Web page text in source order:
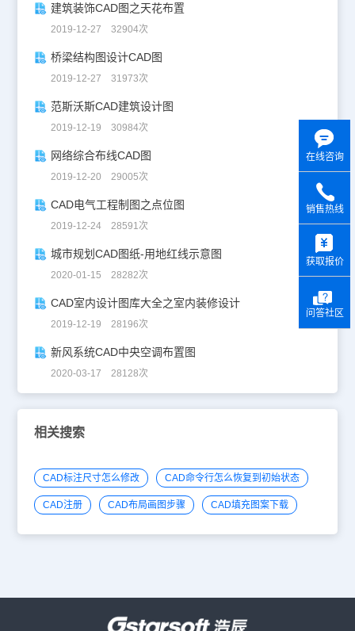
建筑装饰CAD图之天花布置
2019-12-27 32904次
桥梁结构图设计CAD图
2019-12-27 31973次
范斯沃斯CAD建筑设计图
2019-12-19 30984次
网络综合布线CAD图
2019-12-20 29005次
CAD电气工程制图之点位图
2019-12-24 28591次
城市规划CAD图纸-用地红线示意图
2020-01-15 28282次
CAD室内设计图库大全之室内装修设计
2019-12-19 28196次
新风系统CAD中央空调布置图
2020-03-17 28128次
相关搜索
CAD标注尺寸怎么修改 CAD命令行怎么恢复到初始状态
CAD注册 CAD布局画图步骤 CAD填充图案下载
在线咨询
销售热线
获取报价
问答社区